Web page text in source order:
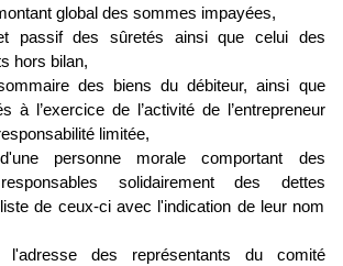
global des sommes impayées,
passif des sûretés ainsi que celui des
hors bilan,
des biens du débiteur, ainsi que
à l’exercice de l’activité de l’entrepreneur
limitée,
personne morale comportant des
solidairement des dettes
de ceux-ci avec l'indication de leur nom
des représentants du comité